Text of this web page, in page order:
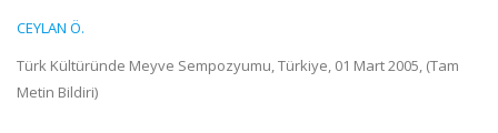
CEYLAN Ö.
Türk Kültüründe Meyve Sempozyumu, Türkiye, 01 Mart 2005, (Tam
Metin Bildiri)